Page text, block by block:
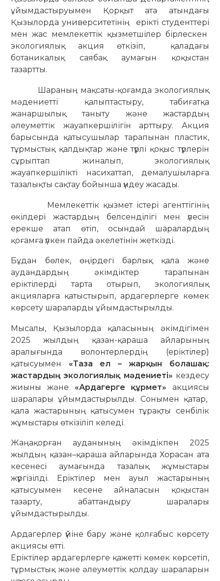
ұйымдастыруымен Қорқыт ата атындағы
Қызылорда университетінің ерікті студенттері
мен жас мемлекеттік қызметшілер бірлескен
экологиялық акция өткізіп, қаладағы
ботаникалық саябақ аумағын қоқыстан
тазартты.
Шараның мақсаты-қоғамда экологиялық
мәдениетті қалыптастыру, табиғатқа
жанаршылық таныту және жастардың
әлеуметтік жауапкершілігін арттыру. Акция
барысында қатысушылар тарапынан пластик,
тұрмыстық қалдықтар және түрлі қоқыс түрлерін
сұрыптап жиналып, экологиялық
жауапкершілікті насихаттап, демалушыларға
тазалықты сақтау бойынша үндеу жасады.
Мемлекеттік қызмет істері агенттігінің
өкілдері жастардың белсенділігі мен үлесін
ерекше атап өтіп, осындай шаралардың
қоғамға үлкен пайда әкелетінін жеткізді.
Бұдан бөлек, өңірдегі барлық қала және
аудандардың әкімдіктер тарапынан
еріктілерді тарта отырып, экологиялық
акцияларға қатыстырып, ардагерлерге көмек
көрсету шараларды ұйымдастырылды.
Мысалы, Қызылорда қаласының әкімдігімен
2025 жылдың қазан-қараша айларының
аралығында волонтерлердің (еріктілер)
қатысуымен «Таза ел – жарқын болашақ:
жастардың экологиялық мәдениеті» кездесу
жиыны және «Ардагерге құрмет» акциясы
шаралары ұйымдастырылды. Сонымен қатар,
қала жастарының қатысумен тұрақты сенбілік
жұмыстары өткізіліп келеді.
Жаңақорған ауданының әкімдікпен 2025
жылдың қазан–қараша айларында Хорасан ата
кесенесі аумағында тазалық жұмыстары
жүргізілді. Еріктілер мен ауыл жастарының
қатысуымен кесене айналасын қоқыстан
тазарту, абаттандыру шаралары
ұйымдастырылды.
Ардагерлер үйіне бару және қолғабыс көрсету
акциясы өтті.
Еріктілер ардагерлерге қажетті көмек көрсетіп,
тұрмыстық және әлеуметтік қолдау шараларын